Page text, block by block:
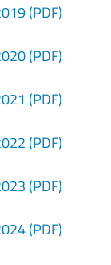
(PDF)
(PDF)
(PDF)
(PDF)
(PDF)
(PDF)